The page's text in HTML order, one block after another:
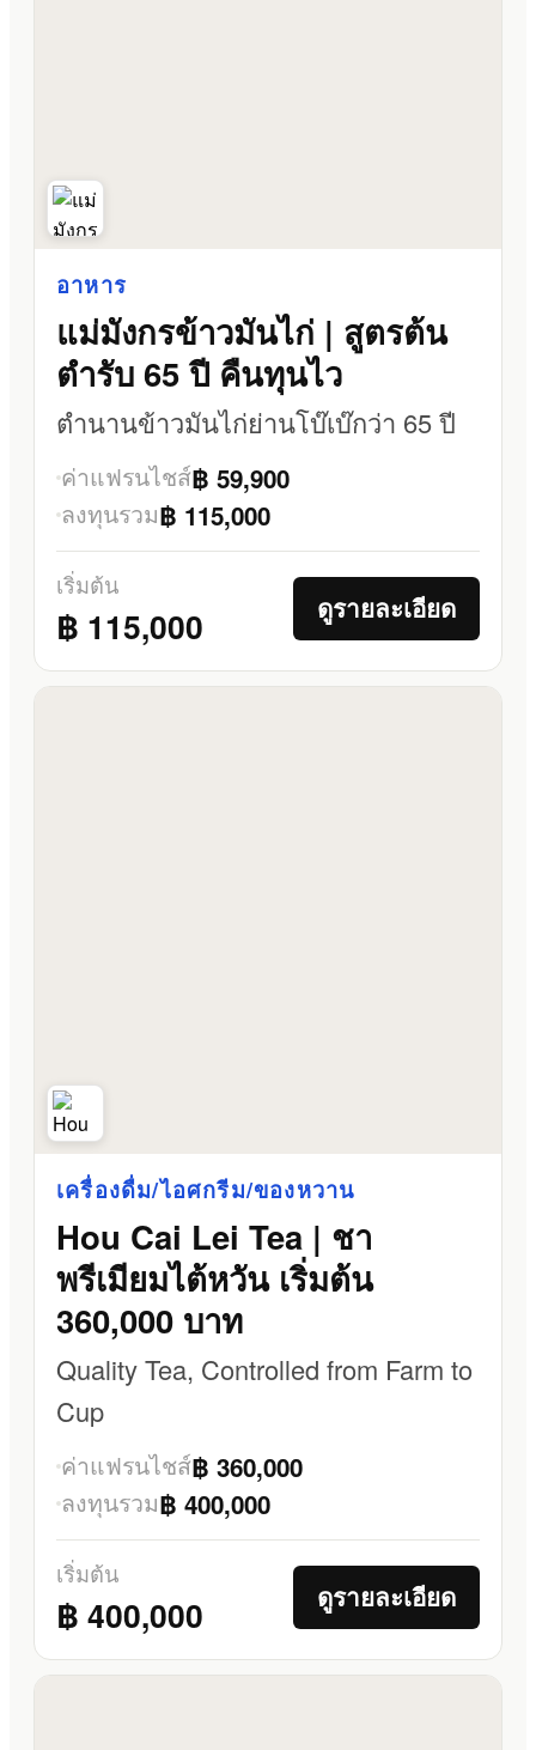
อาหาร
แม่มังกรข้าวมันไก่ | สูตรต้น
ตำรับ 65 ปี คืนทุนไว
ตำนานข้าวมันไก่ย่านโบ๊เบ๊กว่า 65 ปี
ค่าแฟรนไชส์฿ 59,900
ลงทุนรวม฿ 115,000
เริ่มต้น
฿ 115,000 ดูรายละเอียด
เครื่องดื่ม/ไอศกรีม/ของหวาน
Hou Cai Lei Tea | ชา
พรีเมียมไต้หวัน เริ่มต้น
360,000 บาท
Quality Tea, Controlled from Farm to
Cup
ค่าแฟรนไชส์฿ 360,000
ลงทุนรวม฿ 400,000
เริ่มต้น
฿ 400,000 ดูรายละเอียด